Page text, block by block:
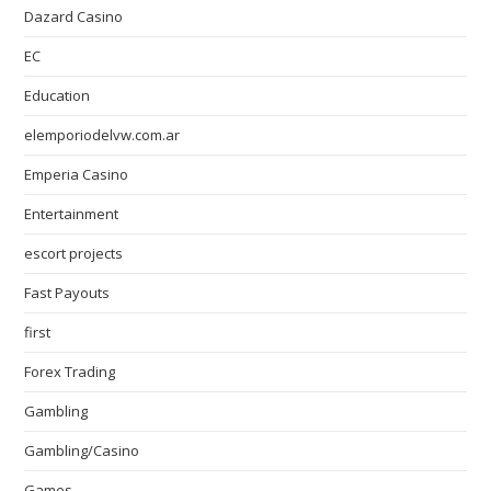
Dazard Casino
EC
Education
elemporiodelvw.com.ar
Emperia Casino
Entertainment
escort projects
Fast Payouts
first
Forex Trading
Gambling
Gambling/Casino